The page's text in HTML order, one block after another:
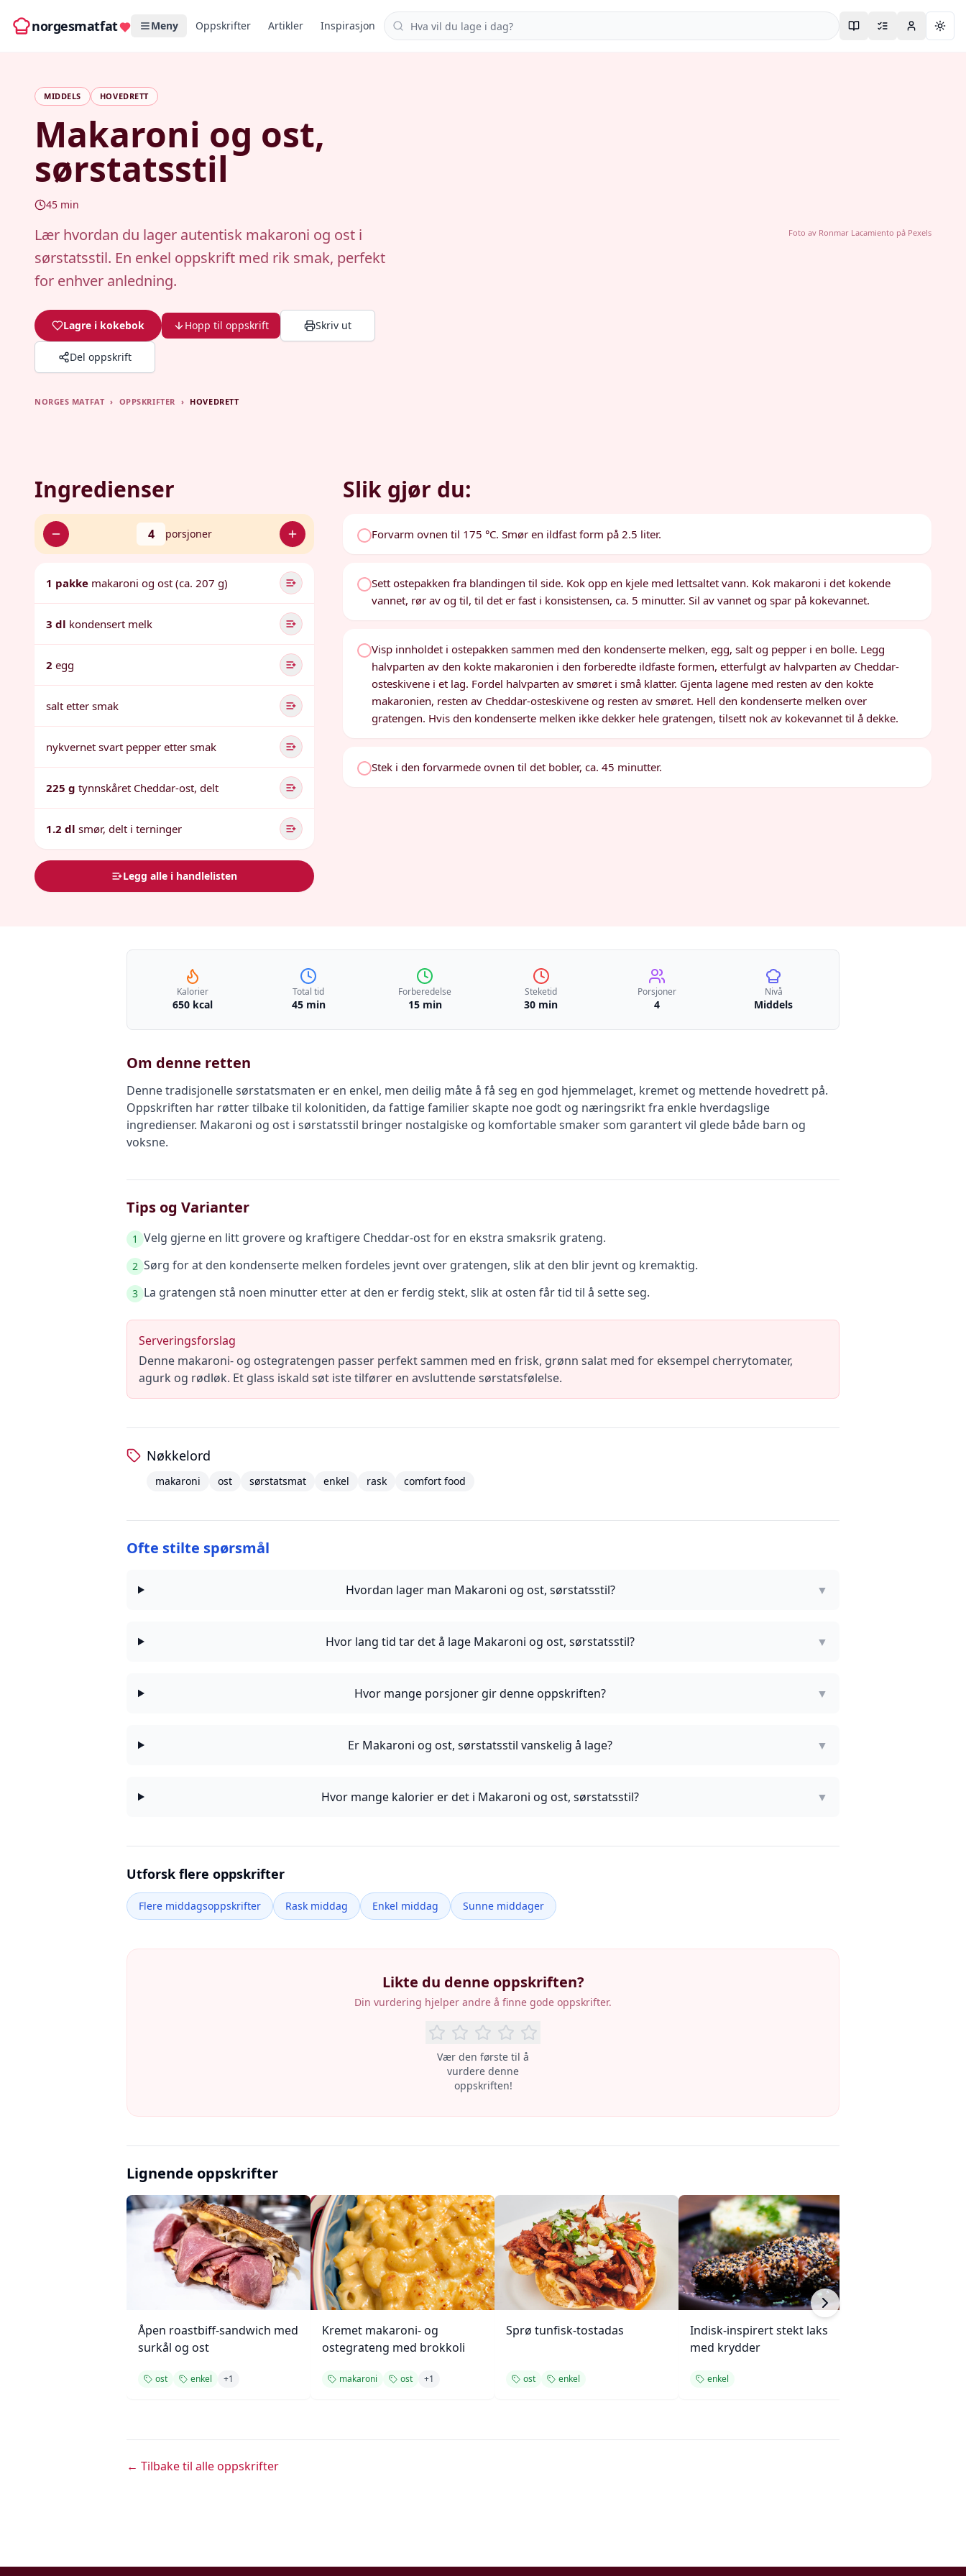
norgesmatfat Meny Oppskrifter Artikler Inspirasjon Søk i oppskrifter
MIDDELS HOVEDRETT
Makaroni og ost,
sørstatsstil
45 min
Lær hvordan du lager autentisk makaroni og ost i
sørstatsstil. En enkel oppskrift med rik smak, perfekt
for enhver anledning.
Lagre i kokebok Hopp til oppskrift Skriv ut
Del oppskrift
Foto av Ronmar Lacamiento på Pexels
NORGES MATFAT › OPPSKRIFTER › HOVEDRETT
Ingredienser
4 porsjoner
1 pakke makaroni og ost (ca. 207 g)
3 dl kondensert melk
2 egg
salt etter smak
nykvernet svart pepper etter smak
225 g tynnskåret Cheddar-ost, delt
1.2 dl smør, delt i terninger
Legg alle i handlelisten
Slik gjør du:
Forvarm ovnen til 175 °C. Smør en ildfast form på 2.5 liter.
Sett ostepakken fra blandingen til side. Kok opp en kjele med lettsaltet vann. Kok makaroni i det kokende
vannet, rør av og til, til det er fast i konsistensen, ca. 5 minutter. Sil av vannet og spar på kokevannet.
Visp innholdet i ostepakken sammen med den kondenserte melken, egg, salt og pepper i en bolle. Legg
halvparten av den kokte makaronien i den forberedte ildfaste formen, etterfulgt av halvparten av Cheddar-
osteskivene i et lag. Fordel halvparten av smøret i små klatter. Gjenta lagene med resten av den kokte
makaronien, resten av Cheddar-osteskivene og resten av smøret. Hell den kondenserte melken over
gratengen. Hvis den kondenserte melken ikke dekker hele gratengen, tilsett nok av kokevannet til å dekke.
Stek i den forvarmede ovnen til det bobler, ca. 45 minutter.
Kalorier
650 kcal
Total tid
45 min
Forberedelse
15 min
Steketid
30 min
Porsjoner
4
Nivå
Middels
Om denne retten
Denne tradisjonelle sørstatsmaten er en enkel, men deilig måte å få seg en god hjemmelaget, kremet og mettende hovedrett på.
Oppskriften har røtter tilbake til kolonitiden, da fattige familier skapte noe godt og næringsrikt fra enkle hverdagslige
ingredienser. Makaroni og ost i sørstatsstil bringer nostalgiske og komfortable smaker som garantert vil glede både barn og
voksne.
Tips og Varianter
1 Velg gjerne en litt grovere og kraftigere Cheddar-ost for en ekstra smaksrik grateng.
2 Sørg for at den kondenserte melken fordeles jevnt over gratengen, slik at den blir jevnt og kremaktig.
3 La gratengen stå noen minutter etter at den er ferdig stekt, slik at osten får tid til å sette seg.
Serveringsforslag
Denne makaroni- og ostegratengen passer perfekt sammen med en frisk, grønn salat med for eksempel cherrytomater,
agurk og rødløk. Et glass iskald søt iste tilfører en avsluttende sørstatsfølelse.
Nøkkelord
makaroni ost sørstatsmat enkel rask comfort food
Ofte stilte spørsmål
Hvordan lager man Makaroni og ost, sørstatsstil? ▼
Hvor lang tid tar det å lage Makaroni og ost, sørstatsstil? ▼
Hvor mange porsjoner gir denne oppskriften? ▼
Er Makaroni og ost, sørstatsstil vanskelig å lage? ▼
Hvor mange kalorier er det i Makaroni og ost, sørstatsstil? ▼
Utforsk flere oppskrifter
Flere middagsoppskrifter Rask middag Enkel middag Sunne middager
Likte du denne oppskriften?
Din vurdering hjelper andre å finne gode oppskrifter.
Vær den første til å
vurdere denne
oppskriften!
Lignende oppskrifter
Åpen roastbiff-sandwich med
surkål og ost
ost enkel +1
Kremet makaroni- og
ostegrateng med brokkoli
makaroni ost +1
Sprø tunfisk-tostadas
ost enkel
Indisk-inspirert stekt laks
med krydder
enkel
← Tilbake til alle oppskrifter